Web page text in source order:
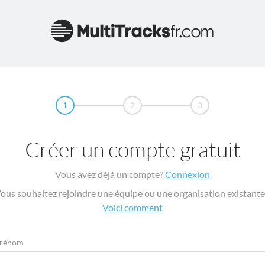
1 2 3
Créer un compte gratuit
Vous avez déjà un compte?Connexion
souhaitez rejoindre une équipe ou une organisation existante
Voici comment